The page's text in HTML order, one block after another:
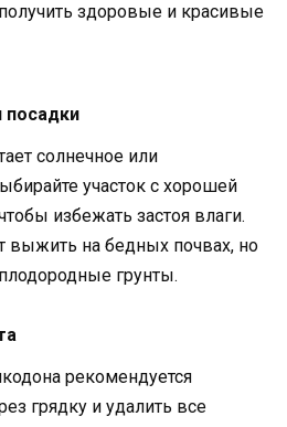
здоровые и красивые
посадки
солнечное или
участок с хорошей
избежать застоя влаги.
выжить на бедных почвах, но
грунты.
рекомендуется
грядку и удалить все